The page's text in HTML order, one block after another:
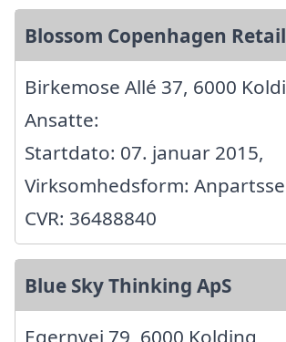
Blossom Copenhagen
Birkemose Allé 37, 6000
Ansatte:
Startdato: 07. januar 2015,
Virksomhedsform:
CVR: 36488840
Blue Sky Thinking ApS